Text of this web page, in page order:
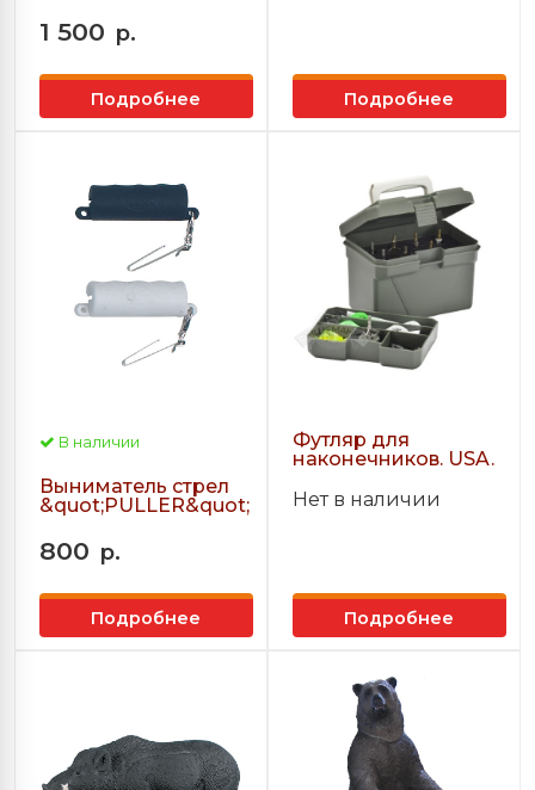
1 500 р.
Подробнее Подробнее
В наличии
Выниматель стрел
&quot;PULLER&quot;
800 р.
Подробнее
Футляр для
наконечников. USA.
Нет в наличии
Подробнее